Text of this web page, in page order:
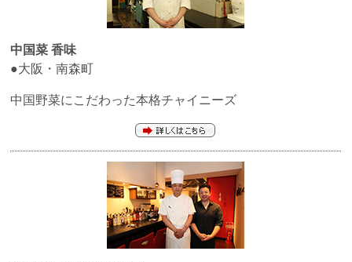
中国菜 香味
●大阪・南森町
中国野菜にこだわった本格チャイニーズ